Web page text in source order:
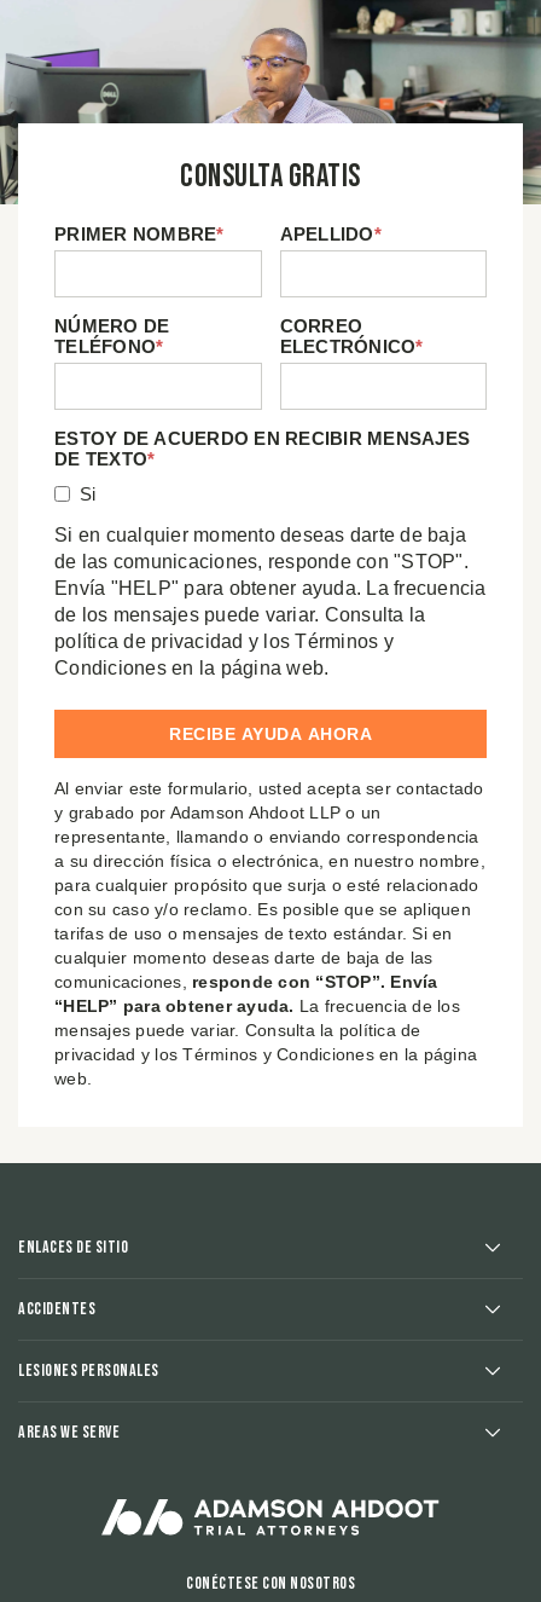
Consulta Gratis
PRIMER NOMBRE* APELLIDO*
NÚMERO DE
TELÉFONO*
CORREO
ELECTRÓNICO*
ESTOY DE ACUERDO EN RECIBIR MENSAJES
DE TEXTO*
Si
Si en cualquier momento deseas darte de baja
de las comunicaciones, responde con "STOP".
Envía "HELP" para obtener ayuda. La frecuencia
de los mensajes puede variar. Consulta la
política de privacidad y los Términos y
Condiciones en la página web.
Al enviar este formulario, usted acepta ser contactado
y grabado por Adamson Ahdoot LLP o un
representante, llamando o enviando correspondencia
a su dirección física o electrónica, en nuestro nombre,
para cualquier propósito que surja o esté relacionado
con su caso y/o reclamo. Es posible que se apliquen
tarifas de uso o mensajes de texto estándar. Si en
cualquier momento deseas darte de baja de las
comunicaciones, responde con “STOP”. Envía
“HELP” para obtener ayuda. La frecuencia de los
mensajes puede variar. Consulta la política de
privacidad y los Términos y Condiciones en la página
web.
Enlaces de sitio
Accidentes
Lesiones Personales
Areas We Serve
Conéctese con nosotros